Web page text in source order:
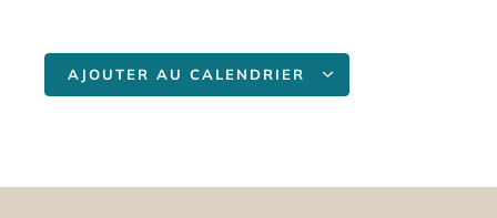
AJOUTER AU CALENDRIER